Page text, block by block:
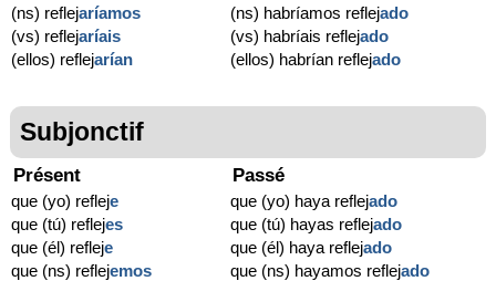
(ns) reflejaríamos
(vs) reflejaríais
(ellos) reflejarían
(ns) habríamos reflejado
(vs) habríais reflejado
(ellos) habrían reflejado
Subjonctif
Présent
que (yo) refleje
que (tú) reflejes
que (él) refleje
que (ns) reflejemos
Passé
que (yo) haya reflejado
que (tú) hayas reflejado
que (él) haya reflejado
que (ns) hayamos reflejado